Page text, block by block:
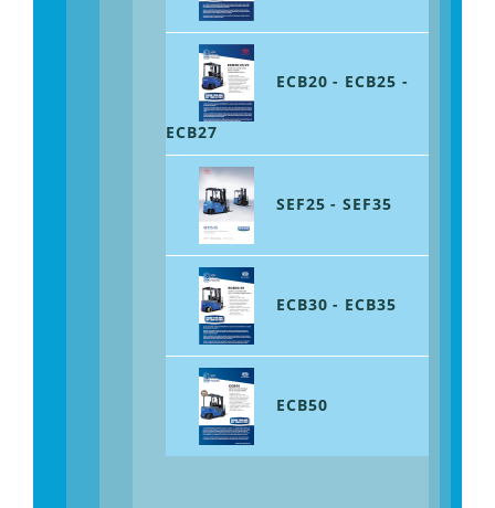
ECB20 - ECB25 -
ECB27
SEF25 - SEF35
ECB30 - ECB35
ECB50